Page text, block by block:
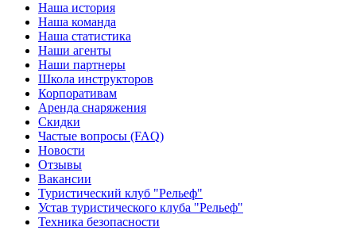
Наша история
Наша команда
Наша статистика
Наши агенты
Наши партнеры
Школа инструкторов
Корпоративам
Аренда снаряжения
Скидки
Частые вопросы (FAQ)
Новости
Отзывы
Вакансии
Туристический клуб "Рельеф"
Устав туристического клуба "Рельеф"
Техника безопасности